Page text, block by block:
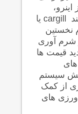
cargill یا
نخستین
به طور شرم آوری
قیمت ها
سیستم
از کمک
های